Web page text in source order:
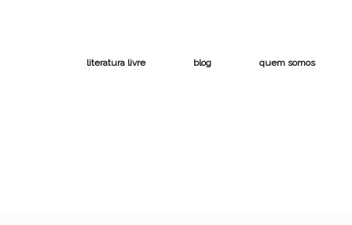
literatura livre blog quem somos